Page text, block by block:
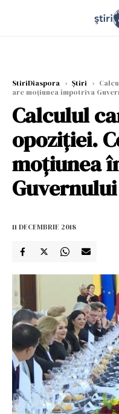
StiriDiaspora › Știri ›
are moțiunea împotriva
Calculul
opoziției.
moțiunea
11 DECEMBRIE 2018